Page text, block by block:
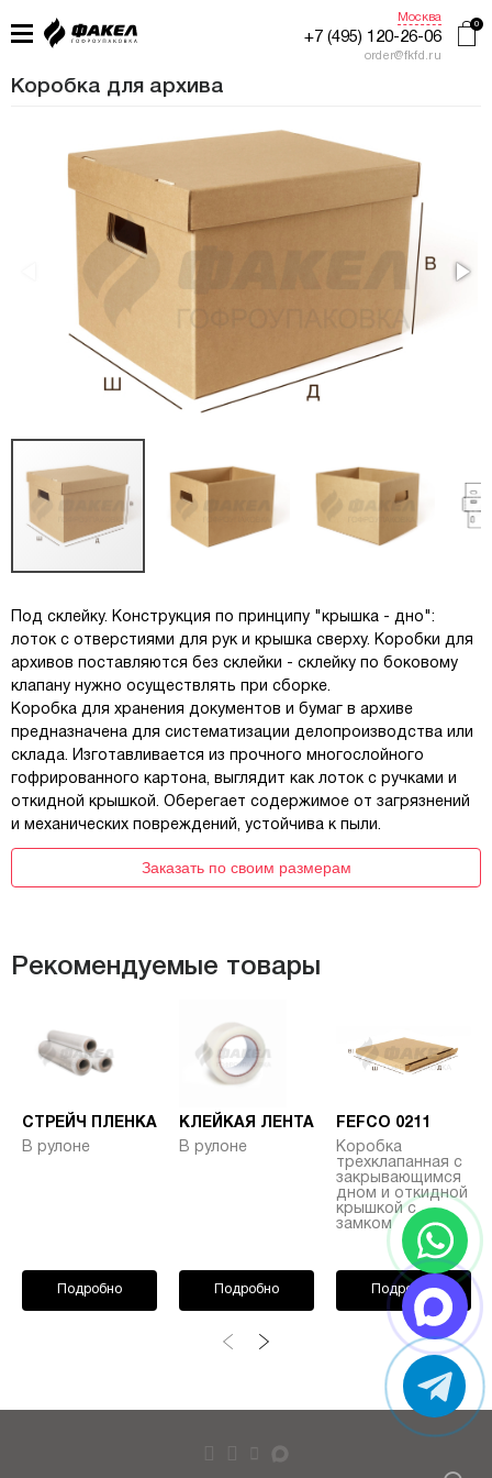
Москва
+7 (495) 120-26-06
order@fkfd.ru
ПРИМЕНЕНИЕ
ПРОИЗВОДСТВО
ЖУРНАЛ УПАКОВЩИКА
КОНТАКТЫ
Коробка для архива
Под склейку. Конструкция по принципу "крышка - дно":
лоток с отверстиями для рук и крышка сверху. Коробки для
архивов поставляются без склейки - склейку по боковому
клапану нужно осуществлять при сборке.
Коробка для хранения документов и бумаг в архиве
предназначена для систематизации делопроизводства или
склада. Изготавливается из прочного многослойного
гофрированного картона, выглядит как лоток с ручками и
откидной крышкой. Оберегает содержимое от загрязнений
и механических повреждений, устойчива к пыли.
Заказать по своим размерам
Рекомендуемые товары
СТРЕЙЧ ПЛЕНКА
В рулоне
Подробно
КЛЕЙКАЯ ЛЕНТА
В рулоне
Подробно
FEFCO 0211
Коробка
трехклапанная с
закрывающимся
дном и откидной
крышкой с
замком
Подробно